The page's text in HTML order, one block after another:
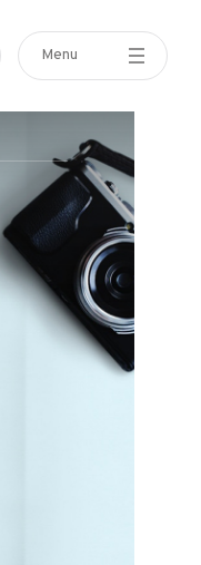
Menu
News
ニュース一覧